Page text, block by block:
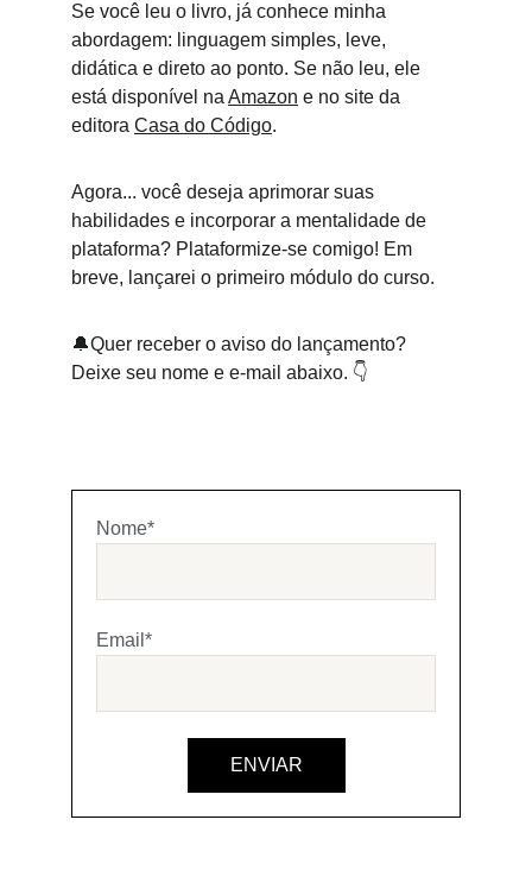
Se você leu o livro, já conhece minha
abordagem: linguagem simples, leve,
didática e direto ao ponto. Se não leu, ele
está disponível na Amazon e no site da
editora Casa do Código.
Agora... você deseja aprimorar suas
habilidades e incorporar a mentalidade de
plataforma? Plataformize-se comigo! Em
breve, lançarei o primeiro módulo do curso.
🔔Quer receber o aviso do lançamento?
Deixe seu nome e e-mail abaixo. 👇
Nome*
Email*
ENVIAR